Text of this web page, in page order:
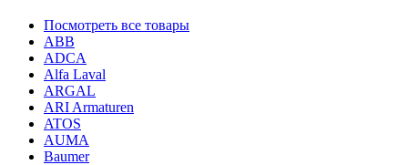
Посмотреть все товары
ABB
ADCA
Alfa Laval
ARGAL
ARI Armaturen
ATOS
AUMA
Baumer